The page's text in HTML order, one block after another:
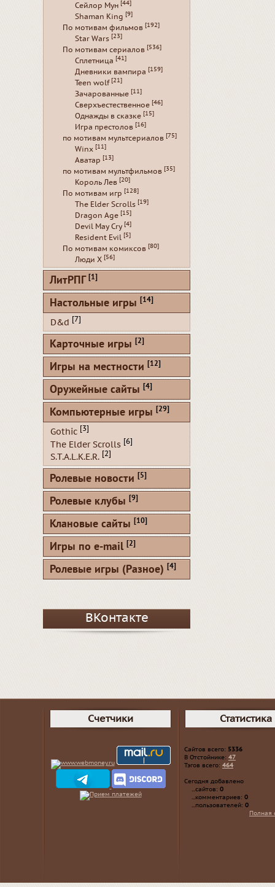
Сейлор Мун [44]
Shaman King [9]
По мотивам фильмов [192]
Star Wars [23]
По мотивам сериалов [536]
Сплетница [41]
Дневники вампира [159]
Teen wolf [21]
Зачарованные [11]
Сверхъестественное [46]
Однажды в сказке [15]
Игра престолов [16]
по мотивам мультсериалов [75]
Winx [11]
Аватар [13]
по мотивам мультфильмов [35]
Король Лев [20]
По мотивам игр [128]
The Elder Scrolls [19]
Dragon Age [15]
Devil May Cry [4]
Resident Evil [5]
По мотивам комиксов [80]
Люди Х [56]
ЛитРПГ [1]
Настольные игры [14]
D&d [7]
Карточные игры [2]
Игры на местности [12]
Оружейные сайты [4]
Компьютерные игры [29]
Gothic [3]
The Elder Scrolls [6]
S.T.A.L.K.E.R. [2]
Ролевые новости [5]
Ролевые клубы [9]
Клановые сайты [10]
Игры по e-mail [2]
Ролевые игры (Разное) [4]
ВКонтакте
Счетчики Статистика
Сайтов всего: 5336
В Отстойнике: 47
Тэгов всего: 464
Сегодня добавлено
...сайтов: 0
...комментариев: 0
...пользователей: 0
Полная